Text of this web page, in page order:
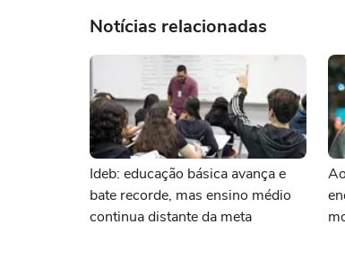
Notícias relacionadas
Ideb: educação básica avança e
bate recorde, mas ensino médio
continua distante da meta